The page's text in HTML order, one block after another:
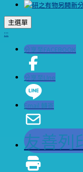
主選單
:::
分享至FACEBOOK
分享至LIne
Email 轉寄
友善列